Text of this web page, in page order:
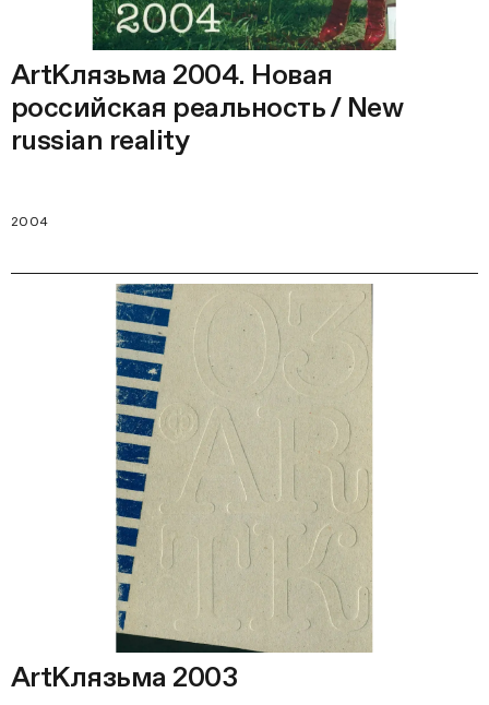
ArtКлязьма 2004. Новая
российская реальность / New
russian reality
2004
ArtКлязьма 2003